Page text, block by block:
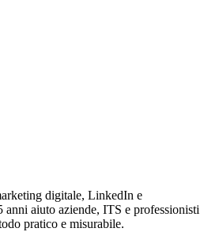
digitale, LinkedIn e
aiuto aziende, ITS e professionisti
pratico e misurabile.